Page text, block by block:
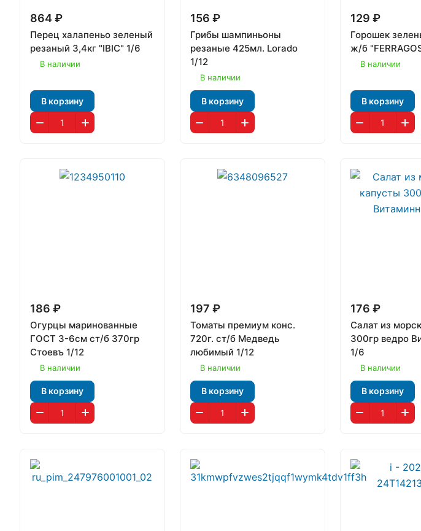
864 ₽
Перец халапеньо зеленый
резаный 3,4кг "IBIC" 1/6
В наличии
В корзину
156 ₽
Грибы шампиньоны
резаные 425мл. Lorado
1/12
В наличии
В корзину
129 ₽
Горошек
ж/б
В наличии
В корзину
186 ₽
Огурцы маринованные
ГОСТ 3-6см ст/б 370гр
Стоевъ 1/12
В наличии
В корзину
197 ₽
Томаты премиум конс.
720г. ст/б Медведь
любимый 1/12
В наличии
В корзину
176 ₽
Салат из
300гр ведро
1/6
В наличии
В корзину